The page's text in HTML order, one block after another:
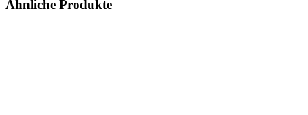
Ähnliche Produkte